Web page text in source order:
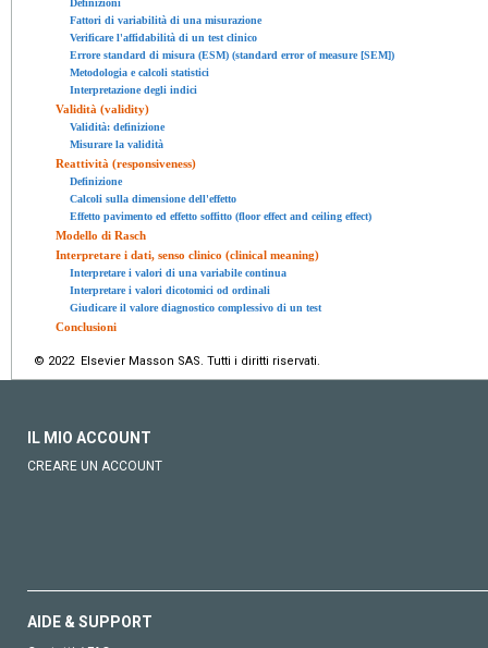
Definizioni
Fattori di variabilità di una misurazione
Verificare l'affidabilità di un test clinico
Errore standard di misura (ESM) (standard error of measure [SEM])
Metodologia e calcoli statistici
Interpretazione degli indici
Validità (validity)
Validità: definizione
Misurare la validità
Reattività (responsiveness)
Definizione
Calcoli sulla dimensione dell'effetto
Effetto pavimento ed effetto soffitto (floor effect and ceiling effect)
Modello di Rasch
Interpretare i dati, senso clinico (clinical meaning)
Interpretare i valori di una variabile continua
Interpretare i valori dicotomici od ordinali
Giudicare il valore diagnostico complessivo di un test
Conclusioni
© 2022 Elsevier Masson SAS. Tutti i diritti riservati.
IL MIO ACCOUNT
CREARE UN ACCOUNT
AIDE & SUPPORT